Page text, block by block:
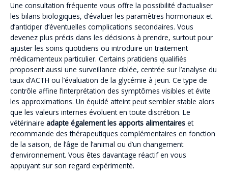
Une consultation fréquente vous offre la possibilité d’actualiser
les bilans biologiques, d’évaluer les paramètres hormonaux et
d’anticiper d’éventuelles complications secondaires. Vous
devenez plus précis dans les décisions à prendre, surtout pour
ajuster les soins quotidiens ou introduire un traitement
médicamenteux particulier. Certains praticiens qualifiés
proposent aussi une surveillance ciblée, centrée sur l’analyse du
taux d’ACTH ou l’évaluation de la glycémie à jeun. Ce type de
contrôle affine l’interprétation des symptômes visibles et évite
les approximations. Un équidé atteint peut sembler stable alors
que les valeurs internes évoluent en toute discrétion. Le
vétérinaire adapte également les apports alimentaires et
recommande des thérapeutiques complémentaires en fonction
de la saison, de l’âge de l’animal ou d’un changement
d’environnement. Vous êtes davantage réactif en vous
appuyant sur son regard expérimenté.